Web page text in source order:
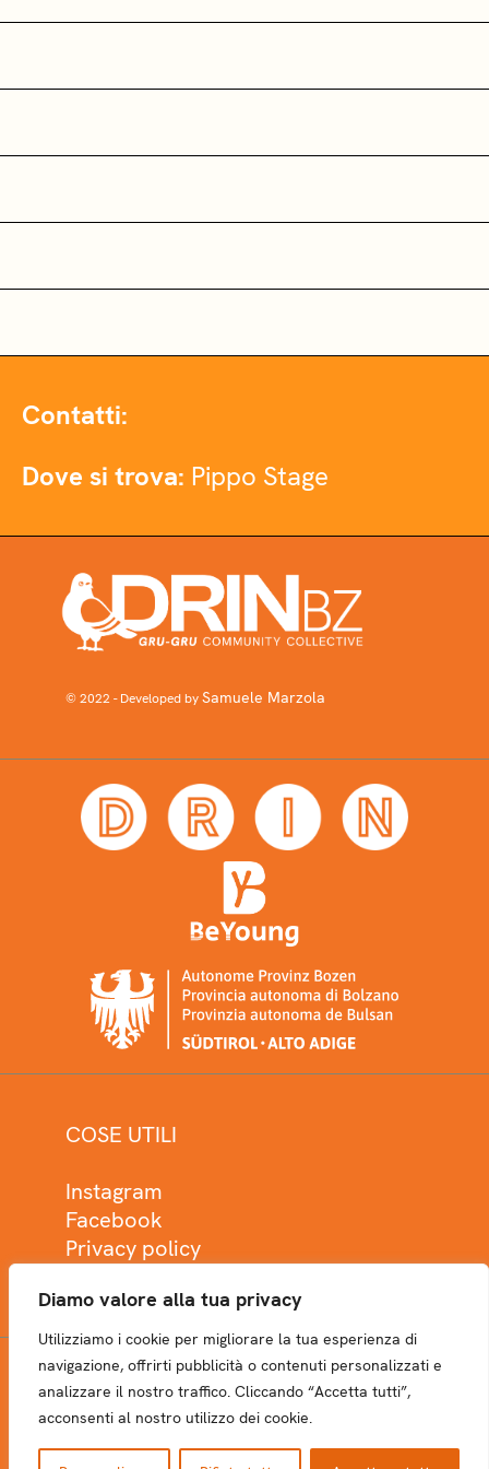
Diamo valore alla tua privacy
Utilizziamo i cookie per migliorare la tua esperienza di
navigazione, offrirti pubblicità o contenuti personalizzati e
analizzare il nostro traffico. Cliccando “Accetta tutti”,
acconsenti al nostro utilizzo dei cookie.
Contatti:
Dove si trova: Pippo Stage
© 2022 - Developed bySamuele Marzola
COSE UTILI
Instagram
Facebook
Privacy policy
NEWSLETTER